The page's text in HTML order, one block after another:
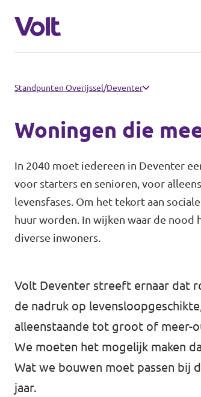
Communities
Volt Almelo
Volt Hengelo
Volt Zwolle
Standpunten
Over Volt
Agenda
Gemeenteraadsverkiezingen 2026
Doneer
Standpunten Overijssel/Deventer
Woningen die
In 2040 moet iedereen in Deventer
voor starters en senioren, voor
levensfases. Om het tekort aan
huur worden. In wijken waar de nood
diverse inwoners.
Volt Deventer streeft ernaar dat
de nadruk op
alleenstaande tot groot of meer-
We moeten het mogelijk maken
Wat we bouwen moet passen bij
jaar.